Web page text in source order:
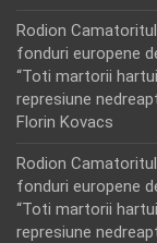
Rodion Camatoritul
fonduri europene
“Toti martorii
represiune
Florin Kovacs
Rodion Camatoritul
fonduri europene
“Toti martorii
represiune